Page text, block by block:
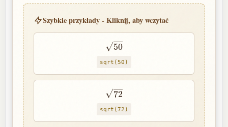
Szybkie przykłady - Kliknij, aby wczytać
50
sqrt(50)
72
sqrt(72)